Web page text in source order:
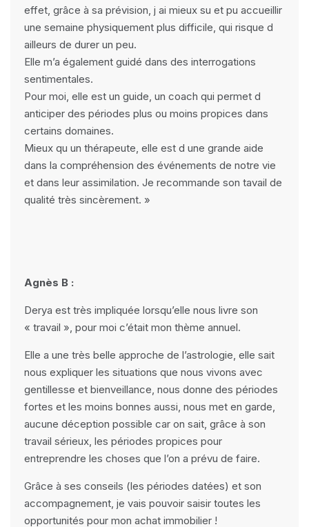
effet, grâce à sa prévision, j ai mieux su et pu accueillir
une semaine physiquement plus difficile, qui risque d
ailleurs de durer un peu.
Elle m’a également guidé dans des interrogations
sentimentales.
Pour moi, elle est un guide, un coach qui permet d
anticiper des périodes plus ou moins propices dans
certains domaines.
Mieux qu un thérapeute, elle est d une grande aide
dans la compréhension des événements de notre vie
et dans leur assimilation. Je recommande son tavail de
qualité très sincèrement. »
Agnès B :
Derya est très impliquée lorsqu’elle nous livre son
« travail », pour moi c’était mon thème annuel.
Elle a une très belle approche de l’astrologie, elle sait
nous expliquer les situations que nous vivons avec
gentillesse et bienveillance, nous donne des périodes
fortes et les moins bonnes aussi, nous met en garde,
aucune déception possible car on sait, grâce à son
travail sérieux, les périodes propices pour
entreprendre les choses que l’on a prévu de faire.
Grâce à ses conseils (les périodes datées) et son
accompagnement, je vais pouvoir saisir toutes les
opportunités pour mon achat immobilier !